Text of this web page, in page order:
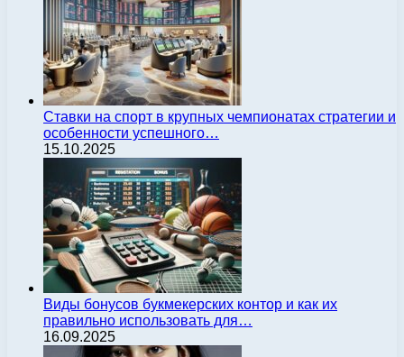
Ставки на спорт в крупных чемпионатах стратегии и
особенности успешного…
15.10.2025
Виды бонусов букмекерских контор и как их
правильно использовать для…
16.09.2025